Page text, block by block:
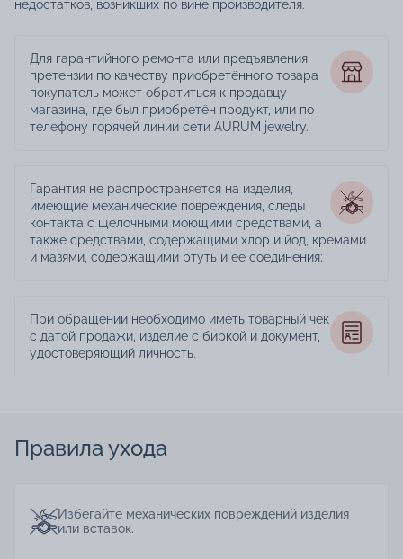
недостатков, возникших по вине производителя.
Для гарантийного ремонта или предъявления
претензии по качеству приобретённого товара
покупатель может обратиться к продавцу
магазина, где был приобретён продукт, или по
телефону горячей линии сети AURUM jewelry.
Гарантия не распространяется на изделия,
имеющие механические повреждения, следы
контакта с щелочными моющими средствами, а
также средствами, содержащими хлор и йод, кремами
и мазями, содержащими ртуть и её соединения;
При обращении необходимо иметь товарный чек
с датой продажи, изделие с биркой и документ,
удостоверяющий личность.
Правила ухода
Избегайте механических повреждений изделия
или вставок.